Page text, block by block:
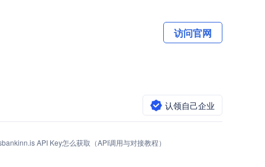
访问官网
认领自己企业
API Key怎么获取（API调用与对接教程）